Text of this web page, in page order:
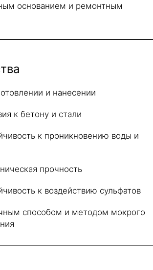
основанием и ремонтным
и нанесении
к бетону и стали
к проникновению воды и
прочность
к воздействию сульфатов
способом и методом мокрого